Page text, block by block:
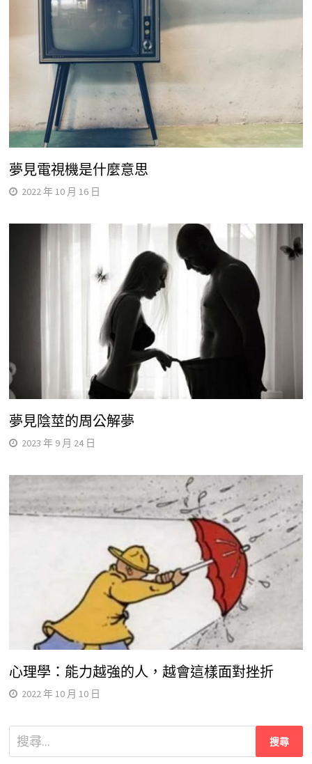
夢見電視機是什麼意思
2022 年 10 月 16 日
夢見陰莖的周公解夢
2023 年 9 月 24 日
心理學：能力越強的人，越會這樣面對挫折
2022 年 10 月 10 日
搜
尋